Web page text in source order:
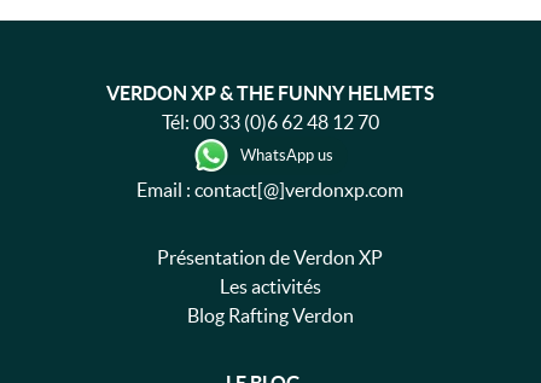
VERDON XP & THE FUNNY HELMETS
Tél: 00 33 (0)6 62 48 12 70
WhatsApp us
Email : contact[@]verdonxp.com
Présentation de Verdon XP
Les activités
Blog Rafting Verdon